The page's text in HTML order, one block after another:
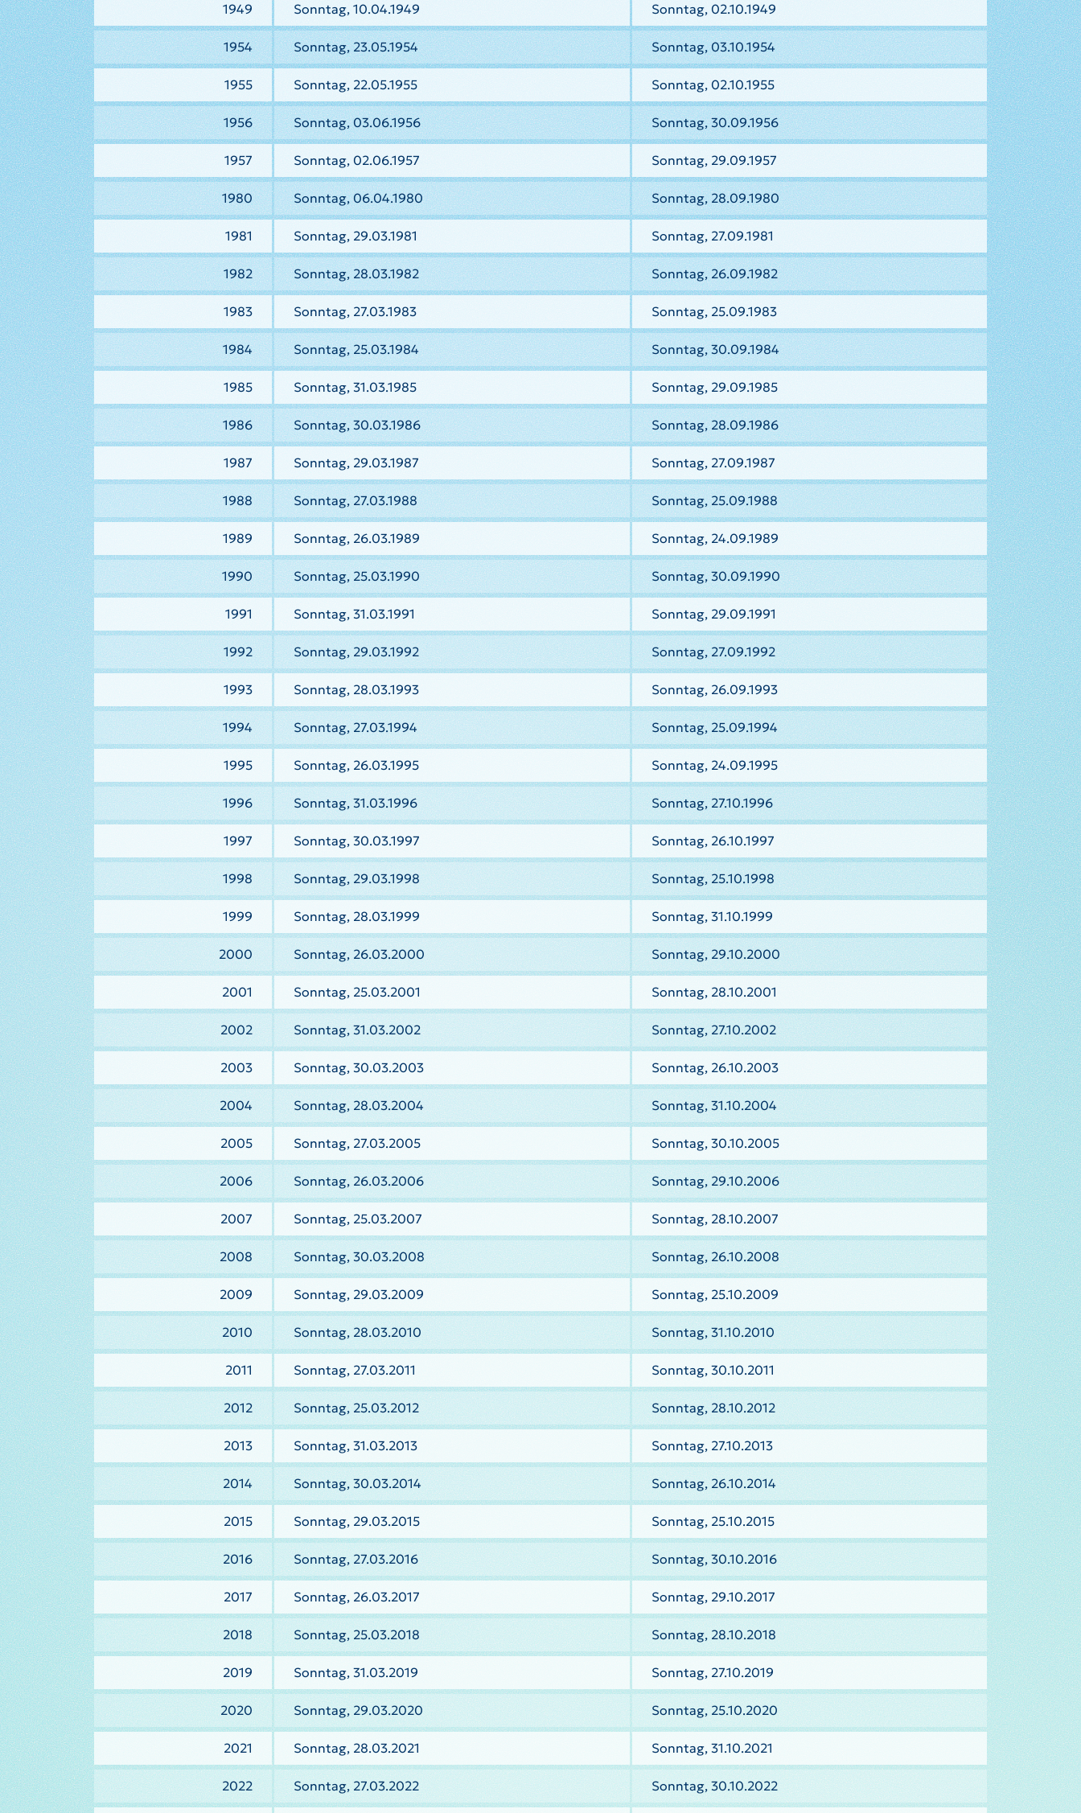
1949 Sonntag, 10.04.1949 Sonntag, 02.10.1949
1954 Sonntag, 23.05.1954 Sonntag, 03.10.1954
1955 Sonntag, 22.05.1955 Sonntag, 02.10.1955
1956 Sonntag, 03.06.1956 Sonntag, 30.09.1956
1957 Sonntag, 02.06.1957 Sonntag, 29.09.1957
1980 Sonntag, 06.04.1980 Sonntag, 28.09.1980
1981 Sonntag, 29.03.1981 Sonntag, 27.09.1981
1982 Sonntag, 28.03.1982 Sonntag, 26.09.1982
1983 Sonntag, 27.03.1983 Sonntag, 25.09.1983
1984 Sonntag, 25.03.1984 Sonntag, 30.09.1984
1985 Sonntag, 31.03.1985 Sonntag, 29.09.1985
1986 Sonntag, 30.03.1986 Sonntag, 28.09.1986
1987 Sonntag, 29.03.1987 Sonntag, 27.09.1987
1988 Sonntag, 27.03.1988 Sonntag, 25.09.1988
1989 Sonntag, 26.03.1989 Sonntag, 24.09.1989
1990 Sonntag, 25.03.1990 Sonntag, 30.09.1990
1991 Sonntag, 31.03.1991 Sonntag, 29.09.1991
1992 Sonntag, 29.03.1992 Sonntag, 27.09.1992
1993 Sonntag, 28.03.1993 Sonntag, 26.09.1993
1994 Sonntag, 27.03.1994 Sonntag, 25.09.1994
1995 Sonntag, 26.03.1995 Sonntag, 24.09.1995
1996 Sonntag, 31.03.1996 Sonntag, 27.10.1996
1997 Sonntag, 30.03.1997 Sonntag, 26.10.1997
1998 Sonntag, 29.03.1998 Sonntag, 25.10.1998
1999 Sonntag, 28.03.1999 Sonntag, 31.10.1999
2000 Sonntag, 26.03.2000 Sonntag, 29.10.2000
2001 Sonntag, 25.03.2001 Sonntag, 28.10.2001
2002 Sonntag, 31.03.2002 Sonntag, 27.10.2002
2003 Sonntag, 30.03.2003 Sonntag, 26.10.2003
2004 Sonntag, 28.03.2004 Sonntag, 31.10.2004
2005 Sonntag, 27.03.2005 Sonntag, 30.10.2005
2006 Sonntag, 26.03.2006 Sonntag, 29.10.2006
2007 Sonntag, 25.03.2007 Sonntag, 28.10.2007
2008 Sonntag, 30.03.2008 Sonntag, 26.10.2008
2009 Sonntag, 29.03.2009 Sonntag, 25.10.2009
2010 Sonntag, 28.03.2010 Sonntag, 31.10.2010
2011 Sonntag, 27.03.2011 Sonntag, 30.10.2011
2012 Sonntag, 25.03.2012 Sonntag, 28.10.2012
2013 Sonntag, 31.03.2013 Sonntag, 27.10.2013
2014 Sonntag, 30.03.2014 Sonntag, 26.10.2014
2015 Sonntag, 29.03.2015 Sonntag, 25.10.2015
2016 Sonntag, 27.03.2016 Sonntag, 30.10.2016
2017 Sonntag, 26.03.2017 Sonntag, 29.10.2017
2018 Sonntag, 25.03.2018 Sonntag, 28.10.2018
2019 Sonntag, 31.03.2019 Sonntag, 27.10.2019
2020 Sonntag, 29.03.2020 Sonntag, 25.10.2020
2021 Sonntag, 28.03.2021 Sonntag, 31.10.2021
2022 Sonntag, 27.03.2022 Sonntag, 30.10.2022